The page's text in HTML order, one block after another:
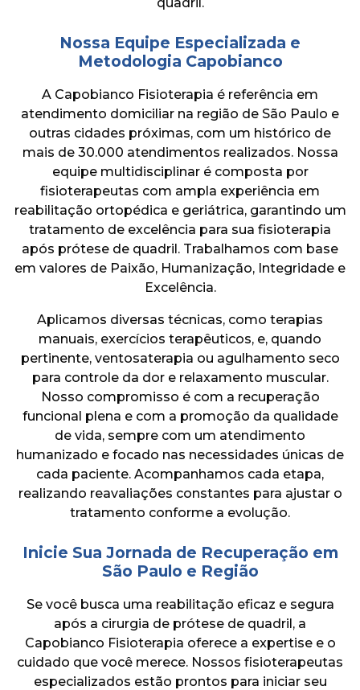
Nossa Equipe Especializada e
Metodologia Capobianco
A Capobianco Fisioterapia é referência em
atendimento domiciliar na região de São Paulo e
outras cidades próximas, com um histórico de
mais de 30.000 atendimentos realizados. Nossa
equipe multidisciplinar é composta por
fisioterapeutas com ampla experiência em
reabilitação ortopédica e geriátrica, garantindo um
tratamento de excelência para sua fisioterapia
após prótese de quadril. Trabalhamos com base
em valores de Paixão, Humanização, Integridade e
Excelência.
Aplicamos diversas técnicas, como terapias
manuais, exercícios terapêuticos, e, quando
pertinente, ventosaterapia ou agulhamento seco
para controle da dor e relaxamento muscular.
Nosso compromisso é com a recuperação
funcional plena e com a promoção da qualidade
de vida, sempre com um atendimento
humanizado e focado nas necessidades únicas de
cada paciente. Acompanhamos cada etapa,
realizando reavaliações constantes para ajustar o
tratamento conforme a evolução.
Inicie Sua Jornada de Recuperação em
São Paulo e Região
Se você busca uma reabilitação eficaz e segura
após a cirurgia de prótese de quadril, a
Capobianco Fisioterapia oferece a expertise e o
cuidado que você merece. Nossos fisioterapeutas
especializados estão prontos para iniciar seu